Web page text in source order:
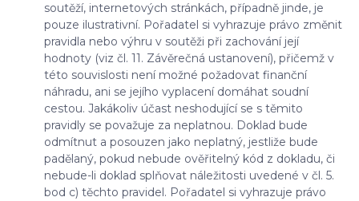
soutěží, internetových stránkách, případně jinde, je
pouze ilustrativní. Pořadatel si vyhrazuje právo změnit
pravidla nebo výhru v soutěži při zachování její
hodnoty (viz čl. 11. Závěrečná ustanovení), přičemž v
této souvislosti není možné požadovat finanční
náhradu, ani se jejího vyplacení domáhat soudní
cestou. Jakákoliv účast neshodující se s těmito
pravidly se považuje za neplatnou. Doklad bude
odmítnut a posouzen jako neplatný, jestliže bude
padělaný, pokud nebude ověřitelný kód z dokladu, či
nebude-li doklad splňovat náležitosti uvedené v čl. 5.
bod c) těchto pravidel. Pořadatel si vyhrazuje právo